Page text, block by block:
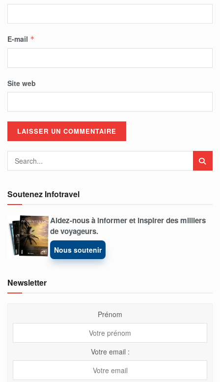
E-mail *
Site web
Soutenez Infotravel
Aidez-nous à informer et inspirer des milliers
de voyageurs.
Nous soutenir
Newsletter
Prénom
Votre email :